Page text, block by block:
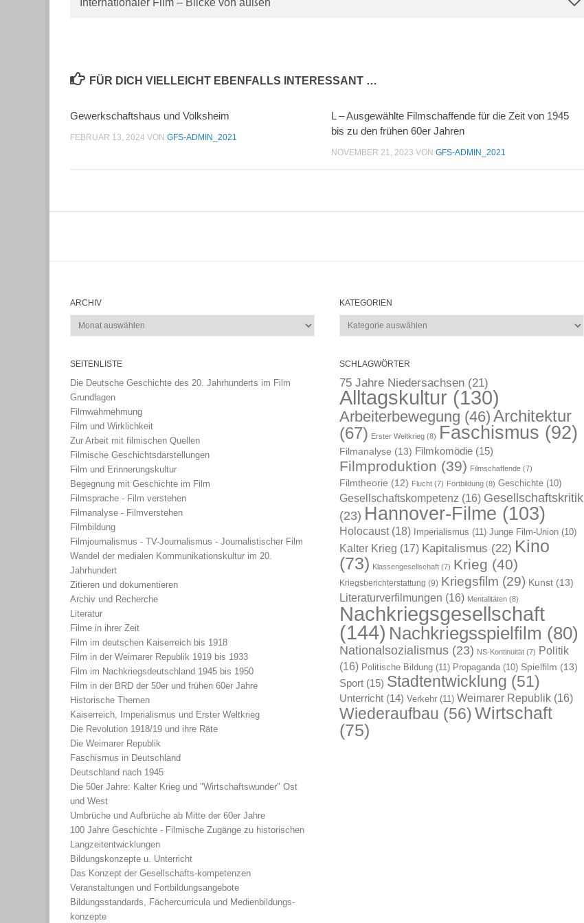
FÜR DICH VIELLEICHT EBENFALLS INTERESSANT …
Gewerkschaftshaus und Volksheim
FEBRUAR 13, 2024 VON GFS-ADMIN_2021
L – Ausgewählte Filmschaffende für die Zeit von 1945
bis zu den frühen 60er Jahren
NOVEMBER 21, 2023 VON GFS-ADMIN_2021
ARCHIV
Archiv
SEITENLISTE
Die Deutsche Geschichte des 20. Jahrhunderts im Film
Grundlagen
Filmwahrnehmung
Film und Wirklichkeit
Zur Arbeit mit filmischen Quellen
Filmische Geschichtsdarstellungen
Film und Erinnerungskultur
Begegnung mit Geschichte im Film
Filmsprache - Film verstehen
Filmanalyse - Filmverstehen
Filmbildung
Filmjournalismus - TV-Journalismus - Journalistischer Film
Wandel der medialen Kommunikationskultur im 20.
Jahrhundert
Zitieren und dokumentieren
Archiv und Recherche
Literatur
Filme in ihrer Zeit
Film im deutschen Kaiserreich bis 1918
Film in der Weimarer Republik 1919 bis 1933
Film im Nachkriegsdeutschland 1945 bis 1950
Film in der BRD der 50er und frühen 60er Jahre
Historische Themen
Kaiserreich, Imperialismus und Erster Weltkrieg
Die Revolution 1918/19 und ihre Räte
Die Weimarer Republik
Faschismus in Deutschland
Deutschland nach 1945
Die 50er Jahre: Kalter Krieg und "Wirtschaftswunder" Ost
und West
Umbrüche und Aufbrüche ab Mitte der 60er Jahre
100 Jahre Geschichte - Filmische Zugänge zu historischen
Langzeitentwicklungen
Bildungskonzepte u. Unterricht
Das Konzept der Gesellschafts-kompetenzen
Veranstaltungen und Fortbildungsangebote
Bildungsstandards, Fächercurricula und Medienbildungs-
konzepte
KATEGORIEN
Kategorien
SCHLAGWÖRTER
75 Jahre Niedersachsen (21)
Alltagskultur (130)
Arbeiterbewegung (46) Architektur
(67) Erster Weltkrieg (8) Faschismus (92)
Filmanalyse (13) Filmkomödie (15)
Filmproduktion (39) Filmschaffende (7)
Filmtheorie (12) Flucht (7) Fortbildung (8) Geschichte (10)
Gesellschaftskompetenz (16) Gesellschaftskritik
(23) Hannover-Filme (103)
Holocaust(18) Imperialismus (11) Junge Film-Union (10)
Kalter Krieg (17) Kapitalismus (22) Kino
(73) Klassengesellschaft (7) Krieg (40)
Kriegsberichterstattung (9) Kriegsfilm (29) Kunst (13)
Literaturverfilmungen (16) Mentalitäten (8)
Nachkriegsgesellschaft
(144) Nachkriegsspielfilm (80)
Nationalsozialismus (23) NS-Kontinuität (7) Politik
(16) Politische Bildung (11) Propaganda (10) Spielfilm (13)
Sport (15) Stadtentwicklung (51)
Unterricht (14) Verkehr (11) Weimarer Republik (16)
Wiederaufbau (56)Wirtschaft
(75)